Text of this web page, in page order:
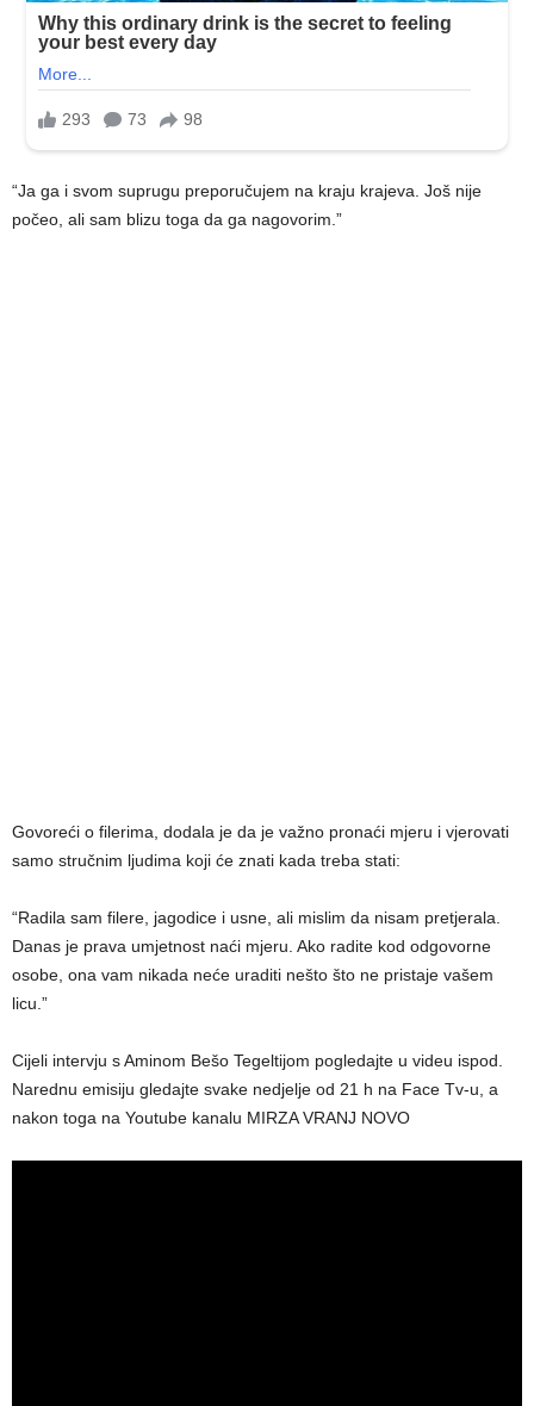
“Ja ga i svom suprugu preporučujem na kraju krajeva. Još nije
počeo, ali sam blizu toga da ga nagovorim.”
Govoreći o filerima, dodala je da je važno pronaći mjeru i vjerovati
samo stručnim ljudima koji će znati kada treba stati:
“Radila sam filere, jagodice i usne, ali mislim da nisam pretjerala.
Danas je prava umjetnost naći mjeru. Ako radite kod odgovorne
osobe, ona vam nikada neće uraditi nešto što ne pristaje vašem
licu.”
Cijeli intervju s Aminom Bešo Tegeltijom pogledajte u videu ispod.
Narednu emisiju gledajte svake nedjelje od 21 h na Face Tv-u, a
nakon toga na Youtube kanalu MIRZA VRANJ NOVO